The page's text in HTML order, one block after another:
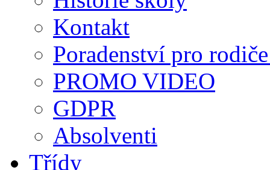
Kontakt
Poradenství pro
PROMO VIDEO
GDPR
Absolventi
Třídy